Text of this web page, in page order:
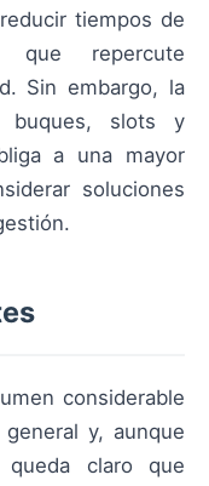
tiempos de
repercute
Sin embargo, la
buques, slots y
a una mayor
soluciones
considerable
y, aunque
claro que